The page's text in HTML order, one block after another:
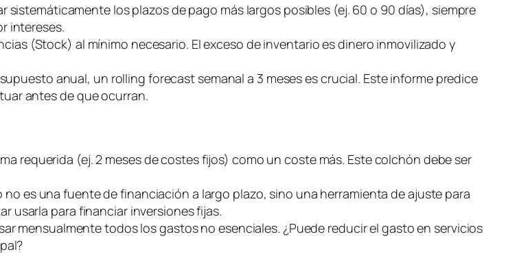
sistemáticamente los plazos de pago más largos posibles (ej. 60 o 90 días), siempre
intereses.
(Stock) al mínimo necesario. El exceso de inventario es dinero inmovilizado y
anual, un rolling forecast semanal a 3 meses es crucial. Este informe predice
antes de que ocurran.
requerida (ej. 2 meses de costes fijos) como un coste más. Este colchón debe ser
no es una fuente de financiación a largo plazo, sino una herramienta de ajuste para
usarla para financiar inversiones fijas.
mensualmente todos los gastos no esenciales. ¿Puede reducir el gasto en servicios